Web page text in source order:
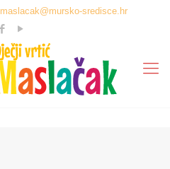
maslacak@mursko-sredisce.hr